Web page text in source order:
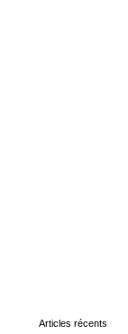
Articles récents